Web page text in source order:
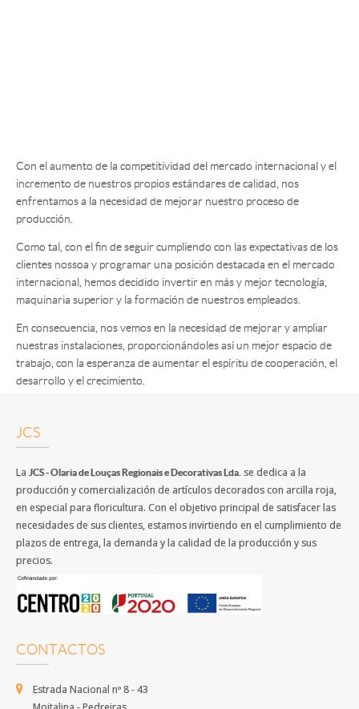
Con el aumento de la competitividad del mercado internacional y el
incremento de nuestros propios estándares de calidad, nos
enfrentamos a la necesidad de mejorar nuestro proceso de
producción.
Como tal, con el fin de seguir cumpliendo con las expectativas de los
clientes nossoa y programar una posición destacada en el mercado
internacional, hemos decidido invertir en más y mejor tecnología,
maquinaria superior y la formación de nuestros empleados.
En consecuencia, nos vemos en la necesidad de mejorar y ampliar
nuestras instalaciones, proporcionándoles así un mejor espacio de
trabajo, con la esperanza de aumentar el espíritu de cooperación, el
desarrollo y el crecimiento.
JCS
La JCS - Olaria de Louças Regionais e Decorativas Lda. se dedica a la
producción y comercialización de artículos decorados con arcilla roja,
en especial para floricultura. Con el objetivo principal de satisfacer las
necesidades de sus clientes, estamos invirtiendo en el cumplimiento de
plazos de entrega, la demanda y la calidad de la producción y sus
precios.
CONTACTOS
Estrada Nacional nº 8 - 43